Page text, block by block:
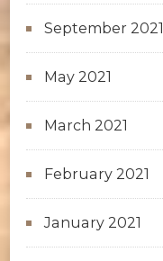
September 2021
May 2021
March 2021
February 2021
January 2021